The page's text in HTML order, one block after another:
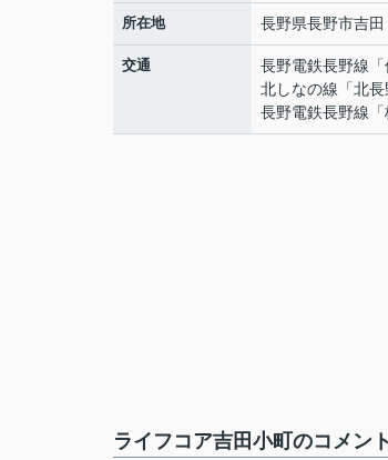
所在地 長野県長野市吉田
交通 長野電鉄長野線 「
北しなの線 「北長
長野電鉄長野線 「
ライフコア吉田小町のコメン